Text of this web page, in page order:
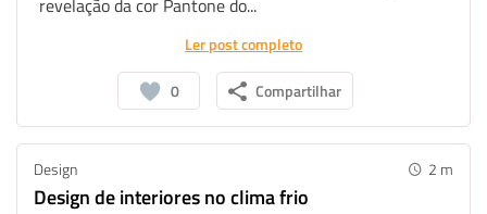
revelação da cor Pantone do...
Ler post completo
0 Compartilhar
Design 2 m
Design de interiores no clima frio
Whatsapp Facebook